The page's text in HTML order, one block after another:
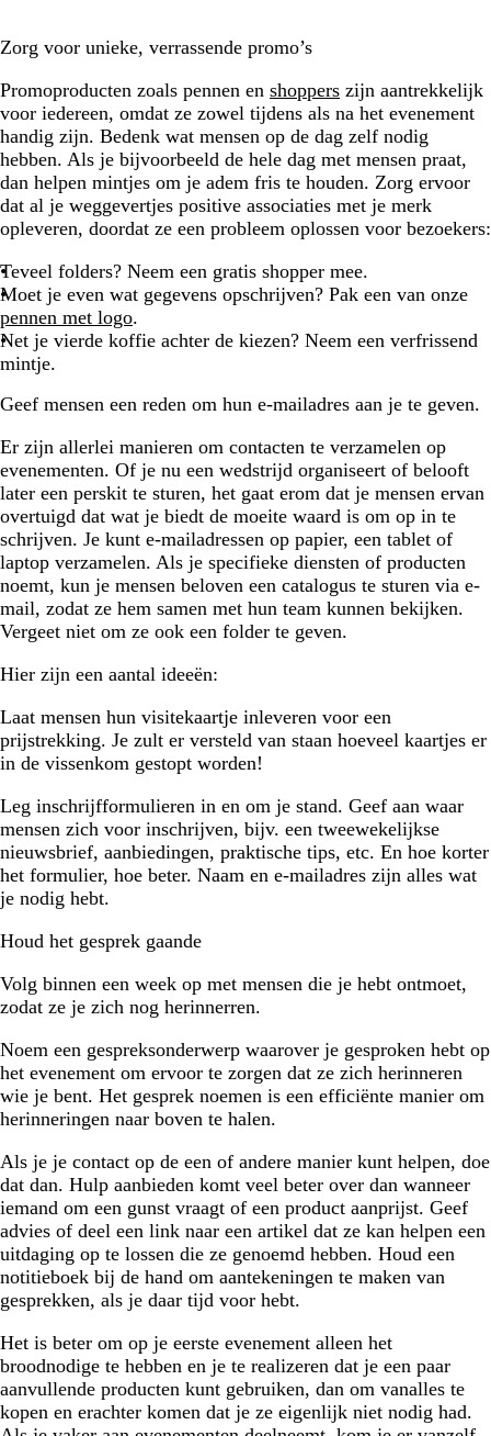
Zorg voor unieke, verrassende promo’s
Promoproducten zoals pennen en shoppers zijn aantrekkelijk
voor iedereen, omdat ze zowel tijdens als na het evenement
handig zijn. Bedenk wat mensen op de dag zelf nodig
hebben. Als je bijvoorbeeld de hele dag met mensen praat,
dan helpen mintjes om je adem fris te houden. Zorg ervoor
dat al je weggevertjes positive associaties met je merk
opleveren, doordat ze een probleem oplossen voor bezoekers:
Teveel folders? Neem een gratis shopper mee.
Moet je even wat gegevens opschrijven? Pak een van onze
pennen met logo.
Net je vierde koffie achter de kiezen? Neem een verfrissend
mintje.
Geef mensen een reden om hun e-mailadres aan je te geven.
Er zijn allerlei manieren om contacten te verzamelen op
evenementen. Of je nu een wedstrijd organiseert of belooft
later een perskit te sturen, het gaat erom dat je mensen ervan
overtuigd dat wat je biedt de moeite waard is om op in te
schrijven. Je kunt e-mailadressen op papier, een tablet of
laptop verzamelen. Als je specifieke diensten of producten
noemt, kun je mensen beloven een catalogus te sturen via e-
mail, zodat ze hem samen met hun team kunnen bekijken.
Vergeet niet om ze ook een folder te geven.
Hier zijn een aantal ideeën:
Laat mensen hun visitekaartje inleveren voor een
prijstrekking. Je zult er versteld van staan hoeveel kaartjes er
in de vissenkom gestopt worden!
Leg inschrijfformulieren in en om je stand. Geef aan waar
mensen zich voor inschrijven, bijv. een tweewekelijkse
nieuwsbrief, aanbiedingen, praktische tips, etc. En hoe korter
het formulier, hoe beter. Naam en e-mailadres zijn alles wat
je nodig hebt.
Houd het gesprek gaande
Volg binnen een week op met mensen die je hebt ontmoet,
zodat ze je zich nog herinnerren.
Noem een gespreksonderwerp waarover je gesproken hebt op
het evenement om ervoor te zorgen dat ze zich herinneren
wie je bent. Het gesprek noemen is een efficiënte manier om
herinneringen naar boven te halen.
Als je je contact op de een of andere manier kunt helpen, doe
dat dan. Hulp aanbieden komt veel beter over dan wanneer
iemand om een gunst vraagt of een product aanprijst. Geef
advies of deel een link naar een artikel dat ze kan helpen een
uitdaging op te lossen die ze genoemd hebben. Houd een
notitieboek bij de hand om aantekeningen te maken van
gesprekken, als je daar tijd voor hebt.
Het is beter om op je eerste evenement alleen het
broodnodige te hebben en je te realizeren dat je een paar
aanvullende producten kunt gebruiken, dan om vanalles te
kopen en erachter komen dat je ze eigenlijk niet nodig had.